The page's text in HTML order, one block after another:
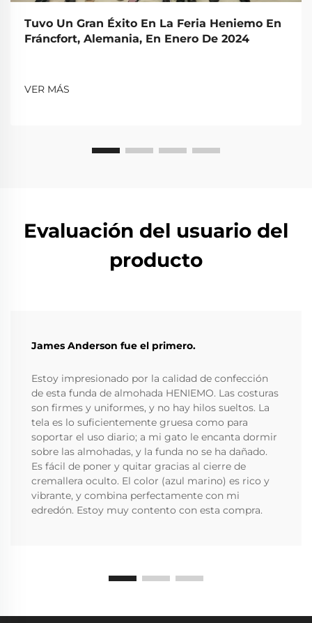
Tuvo Un Gran Éxito En La Feria Heniemo En
Fráncfort, Alemania, En Enero De 2024
VER MÁS
Evaluación del usuario del
producto
James Anderson fue el primero.
Estoy impresionado por la calidad de confección
de esta funda de almohada HENIEMO. Las costuras
son firmes y uniformes, y no hay hilos sueltos. La
tela es lo suficientemente gruesa como para
soportar el uso diario; a mi gato le encanta dormir
sobre las almohadas, y la funda no se ha dañado.
Es fácil de poner y quitar gracias al cierre de
cremallera oculto. El color (azul marino) es rico y
vibrante, y combina perfectamente con mi
edredón. Estoy muy contento con esta compra.